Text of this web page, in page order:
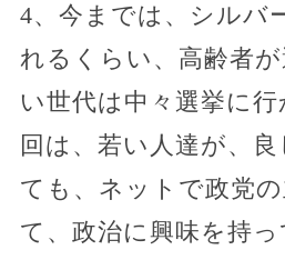
4、今までは、シルバ
れるくらい、高齢者
い世代は中々選挙に
回は、若い人達が、
ても、ネットで政党
て、政治に興味を持